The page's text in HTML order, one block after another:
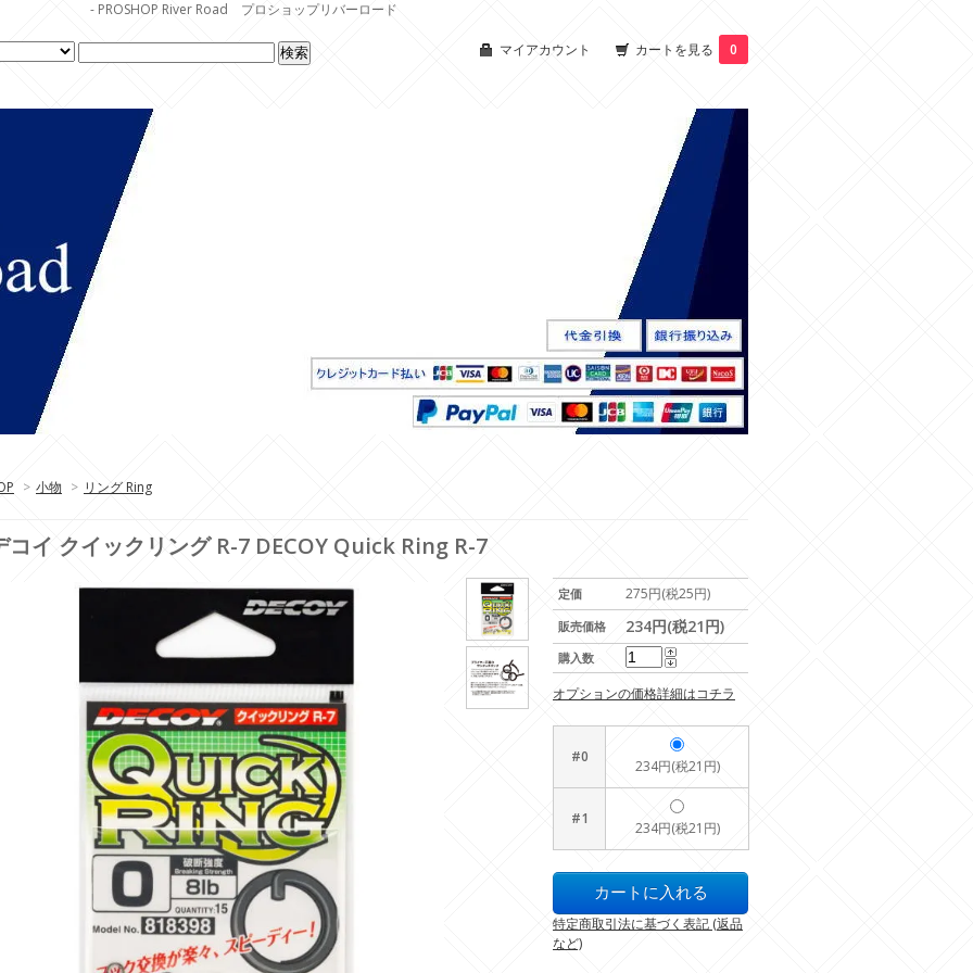
- PROSHOP River Road プロショップリバーロード
マイアカウント カートを見る 0
> 小物 > リング Ring
コイ クイックリング R-7 DECOY Quick Ring R-7
定価 275円(税25円)
販売価格 234円(税21円)
購入数
オプションの価格詳細はコチラ
#0
234円(税21円)
#1
234円(税21円)
特定商取引法に基づく表記 (返品
など)